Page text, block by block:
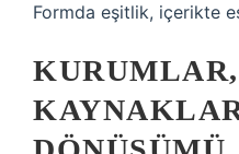
Formda eşitlik, içerikte